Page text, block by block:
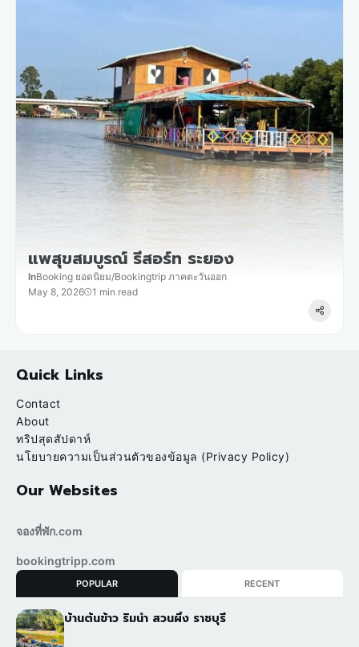
แพสุขสมบูรณ์ รีสอร์ท ระยอง
InBooking ยอดนิยม/Bookingtrip ภาคตะวันออก
May 8, 2026
1 min read
Quick Links
Contact
About
ทริปสุดสัปดาห์
นโยบายความเป็นส่วนตัวของข้อมูล (Privacy Policy)
Our Websites
จองที่พัก.com
bookingtripp.com
POPULAR RECENT
บ้านต้นข้าว ริมน้ำ สวนผึ้ง ราชบุรี